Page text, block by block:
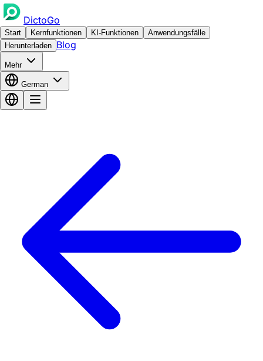
DictoGo
Start Kernfunktionen KI-Funktionen
Anwendungsfälle
Herunterladen Blog
Mehr
German